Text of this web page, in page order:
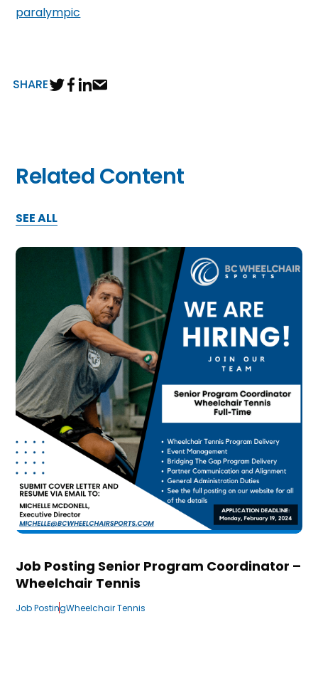
paralympic
SHARE
Related Content
SEE ALL
Job Posting Senior Program Coordinator –
Wheelchair Tennis
Job PostingWheelchair Tennis